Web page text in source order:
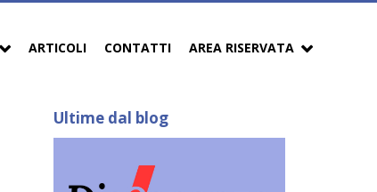
ARTICOLI CONTATTI AREA RISERVATA
Ultime dal blog